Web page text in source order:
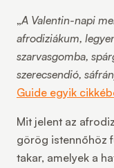
„A Valentin-napi
afrodiziákum,
szarvasgomba,
szerecsendió,
Guide egyik
Mit jelent az
görög istennőhöz
takar, amelyek a